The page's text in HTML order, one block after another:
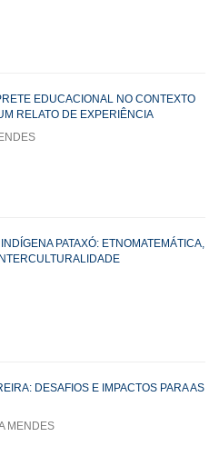
EDUCACIONAL NO CONTEXTO
RELATO DE EXPERIÊNCIA
PATAXÓ: ETNOMATEMÁTICA,
DESAFIOS E IMPACTOS PARA AS
MENDES